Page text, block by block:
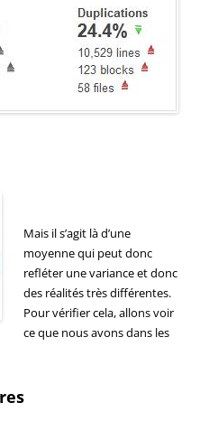
Mais il s’agit là d’une
moyenne qui peut donc
refléter une variance et donc
des réalités très différentes.
Pour vérifier cela, allons voir
ce que nous avons dans les